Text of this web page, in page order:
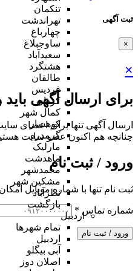
ثبت آگهی
×
×
برای ارسال آگهی
ارسال آگهی تنها برای اعضای
چنانچه هم‌ اکنون عضو سایت
ورود / ثبت نام
ثبت نام تنها با شماره موبایل
شماره تماس *
ورود / ثبت نام
تنکمان
تهراندشت
چهارباغ
ساوجبلاغ
سعیدآباد
هشتگرد
طالقان
فردیس
کردان
کمال شهر
کوهسار
گرمدره
مارلیک
ماهدشت
محمدشهر
مشکین شهر
نظرآباد
بازگشت
اردبیل
تمام شهر‌ها
اردبیل
آبی بیگلو
اصلان دوز